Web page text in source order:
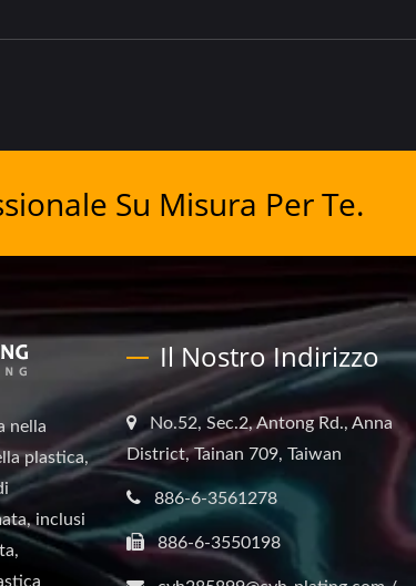
Su Misura Per Te.
nella
plastica,
inclusi
Il Nostro Indirizzo
No.52, Sec.2, Antong Rd., Anna
District, Tainan 709, Taiwan
886-6-3561278
886-6-3550198